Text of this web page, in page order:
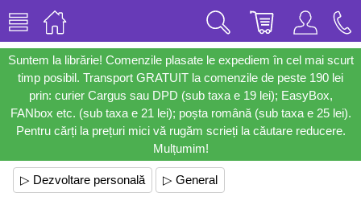
Suntem la librărie! Comenzile plasate le expediem în cel mai scurt
timp posibil. Transport GRATUIT la comenzile de peste 190 lei
prin: curier Cargus sau DPD (sub taxa e 19 lei); EasyBox,
FANbox etc. (sub taxa e 21 lei); poșta română (sub taxa e 25 lei).
Pentru cărți la prețuri mici vă rugăm scrieți la căutare reducere.
Mulțumim!
▷ Dezvoltare personală ▷ General